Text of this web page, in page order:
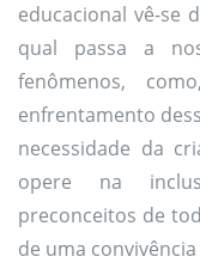
educacional vê-se
qual passa a
fenômenos,
enfrentamento
necessidade da
opere na
preconceitos de
de uma